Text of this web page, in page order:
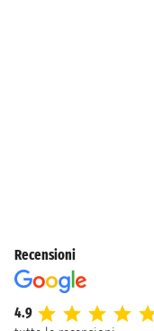
Recensioni
4.9